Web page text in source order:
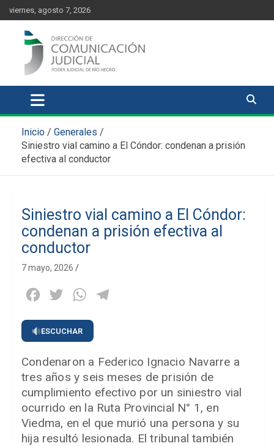
content
Skip
to
content
viernes, agosto 7, 2026
Comunicación Judicial
Inicio
Generales
Siniestro vial camino a El Cóndor: condenan a prisión
efectiva al conductor
Siniestro vial camino a El Cóndor:
condenan a prisión efectiva al
conductor
7 mayo, 2026
Facebook
Twitter WhatsApp
ESCUCHAR
Condenaron a Federico Ignacio Navarre a
tres años y seis meses de prisión de
cumplimiento efectivo por un siniestro vial
ocurrido en la Ruta Provincial N° 1, en
Viedma, en el que murió una persona y su
hija resultó lesionada. El tribunal también